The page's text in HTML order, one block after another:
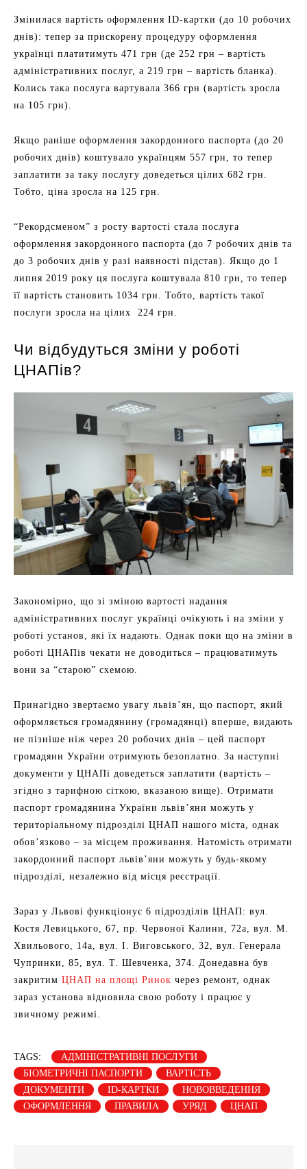
Змінилася вартість оформлення ІD-картки (до 10 робочих
днів): тепер за прискорену процедуру оформлення
українці платитимуть 471 грн (де 252 грн – вартість
адміністративних послуг, а 219 грн – вартість бланка).
Колись така послуга вартувала 366 грн (вартість зросла
на 105 грн).
Якщо раніше оформлення закордонного паспорта (до 20
робочих днів) коштувало українцям 557 грн, то тепер
заплатити за таку послугу доведеться цілих 682 грн.
Тобто, ціна зросла на 125 грн.
“Рекордсменом” з росту вартості стала послуга
оформлення закордонного паспорта (до 7 робочих днів та
до 3 робочих днів у разі наявності підстав). Якщо до 1
липня 2019 року ця послуга коштувала 810 грн, то тепер
її вартість становить 1034 грн. Тобто, вартість такої
послуги зросла на цілих 224 грн.
Чи відбудуться зміни у роботі
ЦНАПів?
Закономірно, що зі зміною вартості надання
адміністративних послуг українці очікують і на зміни у
роботі установ, які їх надають. Однак поки що на зміни в
роботі ЦНАПів чекати не доводиться – працюватимуть
вони за “старою” схемою.
Принагідно звертаємо увагу львів’ян, що паспорт, який
оформляється громадянину (громадянці) вперше, видають
не пізніше ніж через 20 робочих днів – цей паспорт
громадяни України отримують безоплатно. За наступні
документи у ЦНАПі доведеться заплатити (вартість –
згідно з тарифною сіткою, вказаною вище). Отримати
паспорт громадянина України львів’яни можуть у
територіальному підрозділі ЦНАП нашого міста, однак
обов’язково – за місцем проживання. Натомість отримати
закордонний паспорт львів’яни можуть у будь-якому
підрозділі, незалежно від місця реєстрації.
Зараз у Львові функціонує 6 підрозділів ЦНАП: вул.
Костя Левицького, 67, пр. Червоної Калини, 72а, вул. М.
Хвильового, 14а, вул. І. Виговського, 32, вул. Генерала
Чупринки, 85, вул. Т. Шевченка, 374. Донедавна був
закритим ЦНАП на площі Ринок через ремонт, однак
зараз установа відновила свою роботу і працює у
звичному режимі.
TAGS:
АДМІНІСТРАТИВНІ ПОСЛУГИ
БІОМЕТРИЧНІ ПАСПОРТИ
ВАРТІСТЬ
ДОКУМЕНТИ
ІD-КАРТКИ
НОВОВВЕДЕННЯ
ОФОРМЛЕННЯ
ПРАВИЛА УРЯД ЦНАП